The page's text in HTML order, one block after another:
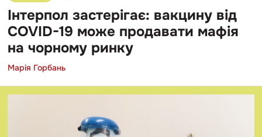
Інтерпол застерігає: вакцину від
COVID-19 може продавати мафія
на чорному ринку
Марія Горбань